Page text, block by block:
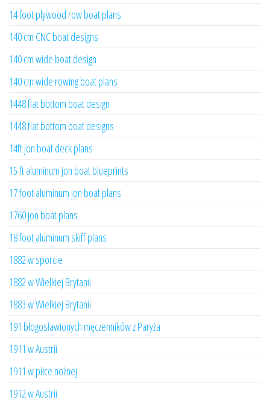
14 foot plywood row boat plans
140 cm CNC boat designs
140 cm wide boat design
140 cm wide rowing boat plans
1448 flat bottom boat design
1448 flat bottom boat designs
14ft jon boat deck plans
15 ft aluminum jon boat blueprints
17 foot aluminum jon boat plans
1760 jon boat plans
18 foot aluminum skiff plans
1882 w sporcie
1882 w Wielkiej Brytanii
1883 w Wielkiej Brytanii
191 błogosławionych męczenników z Paryża
1911 w Austrii
1911 w piłce nożnej
1912 w Austrii